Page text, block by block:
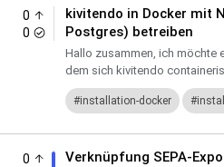
0
0
kivitendo in Docker mit
Postgres) betreiben
Hallo zusammen, ich möchte
dem sich kivitendo
serverlosen Postgres-
stat...installation-docker
0
Verknüpfung SEPA-